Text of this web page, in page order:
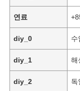
연료
diy_0 수
diy_1 해
diy_2 독